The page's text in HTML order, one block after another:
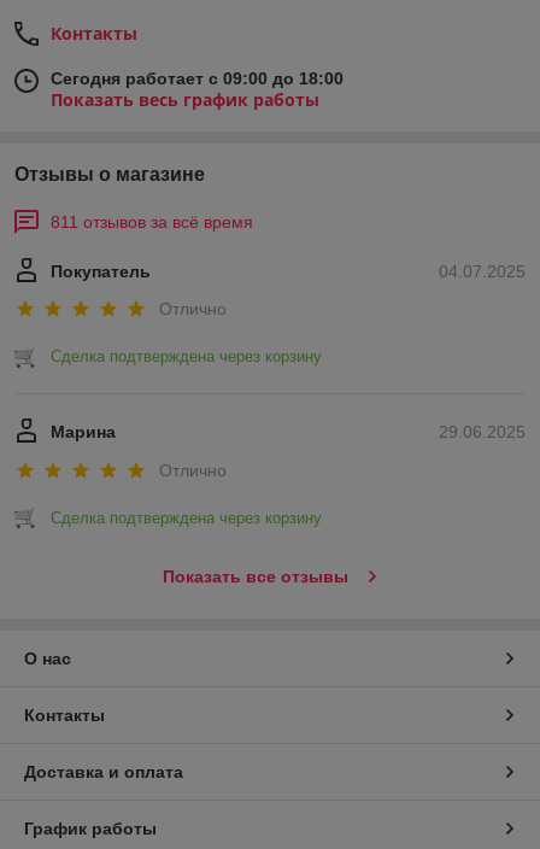
Контакты
Сегодня работает с 09:00 до 18:00
Показать весь график работы
Отзывы о магазине
811 отзывов за всё время
04.07.2025
Покупатель
Отлично
Сделка подтверждена через корзину
29.06.2025
Марина
Отлично
Сделка подтверждена через корзину
Показать все отзывы
О нас
Контакты
Доставка и оплата
График работы